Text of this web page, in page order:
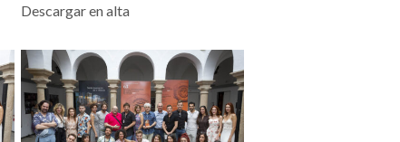
Descargar en alta